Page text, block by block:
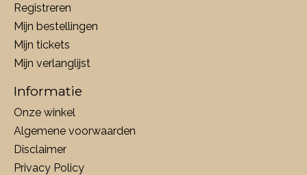
Registreren
Mijn bestellingen
Mijn tickets
Mijn verlanglijst
Informatie
Onze winkel
Algemene voorwaarden
Disclaimer
Privacy Policy